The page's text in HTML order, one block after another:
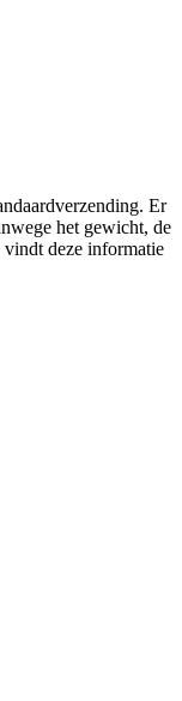
Er
het gewicht, de
vindt deze informatie